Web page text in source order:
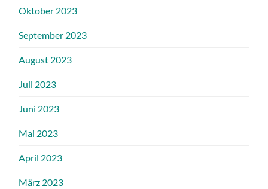
Oktober 2023
September 2023
August 2023
Juli 2023
Juni 2023
Mai 2023
April 2023
März 2023